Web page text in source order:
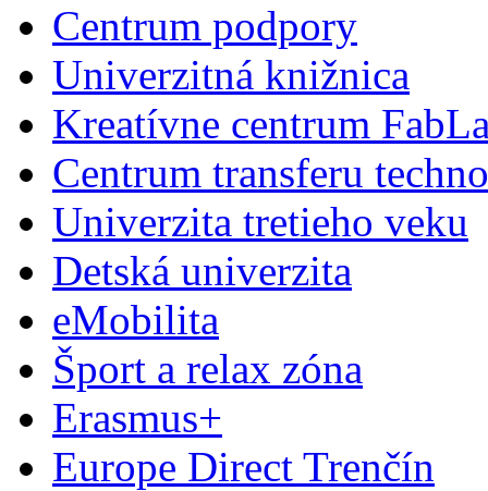
Centrum podpory
Univerzitná knižnica
Kreatívne centrum
Centrum transferu
Univerzita tretieho veku
Detská univerzita
eMobilita
Šport a relax zóna
Erasmus+
Europe Direct Trenčín